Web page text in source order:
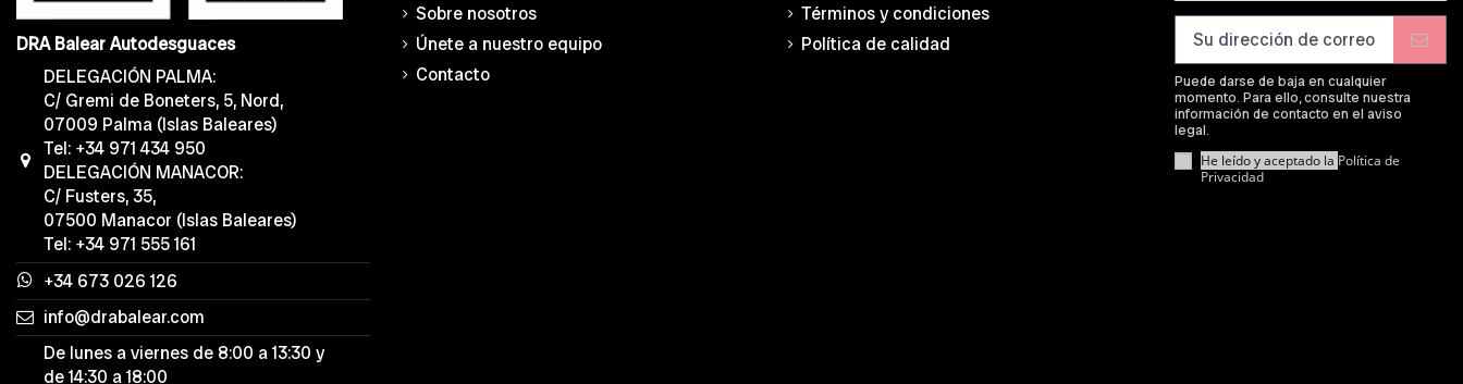
DRA Balear Autodesguaces
DELEGACIÓN PALMA:
C/ Gremi de Boneters, 5, Nord,
07009 Palma (Islas Baleares)
Tel: +34 971 434 950
DELEGACIÓN MANACOR:
C/ Fusters, 35,
07500 Manacor (Islas Baleares)
Tel: +34 971 555 161
+34 673 026 126
info@drabalear.com
De lunes a viernes de 8:00 a 13:30 y
de 14:30 a 18:00
Sobre nosotros
Únete a nuestro equipo
Contacto
Términos y condiciones
Política de calidad
Puede darse de baja en cualquier
momento. Para ello, consulte nuestra
información de contacto en el aviso
legal.
He leído y aceptado la Política de
Privacidad